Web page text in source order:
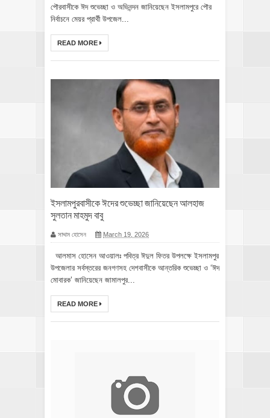
পৌরবাসীকে ঈদ শুভেচ্ছা ও অভিনন্দন জানিয়েছেন ইসলামপুরে পৌর
নির্বাচনে মেয়র প্রার্থী উপজেল...
READ MORE
ইসলামপুরবাসীকে ঈদের শুভেচ্ছা জানিয়েছেন আলহাজ
সুলতান মাহমুদ বাবু
সাদ্দাম হোসেন March 19, 2026
আলমাস হোসেন আওয়ালঃ পবিত্র ঈদুল ফিতর উপলক্ষে ইসলামপুর
উপজেলার সর্বস্তরের জনগণসহ দেশবাসীকে আন্তরিক শুভেচ্ছা ও ‘ঈদ
মোবারক’ জানিয়েছেন জামালপুর...
READ MORE